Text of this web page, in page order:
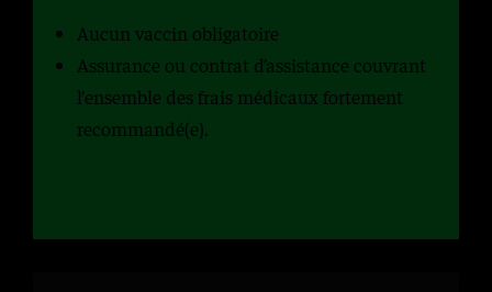
Aucun vaccin obligatoire
Assurance ou contrat d’assistance couvrant
l’ensemble des frais médicaux fortement
recommandé(e).